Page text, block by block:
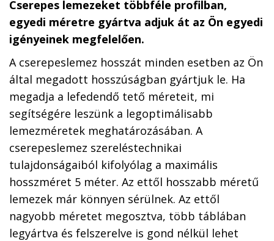
Cserepes lemezeket többféle profilban,
egyedi méretre gyártva adjuk át az Ön egyedi
igényeinek megfelelően.
A cserepeslemez hosszát minden esetben az Ön
által megadott hosszúságban gyártjuk le. Ha
megadja a lefedendő tető méreteit, mi
segítségére leszünk a legoptimálisabb
lemezméretek meghatározásában. A
cserepeslemez szereléstechnikai
tulajdonságaiból kifolyólag a maximális
hosszméret 5 méter. Az ettől hosszabb méretű
lemezek már könnyen sérülnek. Az ettől
nagyobb méretet megosztva, több táblában
legyártva és felszerelve is gond nélkül lehet